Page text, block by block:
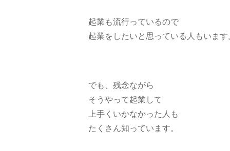
起業も流行っているので
起業をしたいと思っている人もいます
でも、残念ながら
そうやって起業して
上手くいかなかった人も
たくさん知っています。